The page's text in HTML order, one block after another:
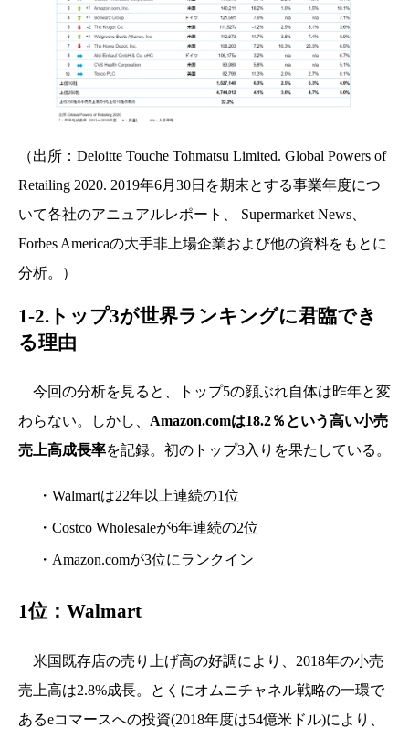
（出所：Deloitte Touche Tohmatsu Limited. Global Powers of
Retailing 2020. 2019年6月30日を期末とする事業年度につ
いて各社のアニュアルレポート、 Supermarket News、
Forbes Americaの大手非上場企業および他の資料をもとに
分析。）
1-2.トップ3が世界ランキングに君臨でき
る理由
今回の分析を見ると、トップ5の顔ぶれ自体は昨年と変
わらない。しかし、 Amazon.comは18.2％という高い小売
売上高成長率を記録。初のトップ3入りを果たしている。
・Walmartは22年以上連続の1位
・Costco Wholesaleが6年連続の2位
・Amazon.comが3位にランクイン
1位：Walmart
米国既存店の売り上げ高の好調により、2018年の小売
売上高は2.8%成長。とくにオムニチャネル戦略の一環で
あるeコマースへの投資(2018年度は54億米ドル)により、